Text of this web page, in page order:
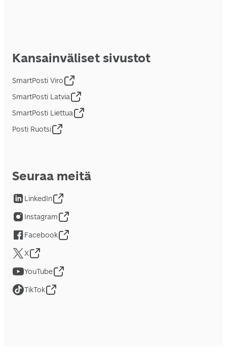
Kansainväliset sivustot
SmartPosti Viro
SmartPosti Latvia
SmartPosti Liettua
Posti Ruotsi
Seuraa meitä
LinkedIn
Instagram
Facebook
X
YouTube
TikTok